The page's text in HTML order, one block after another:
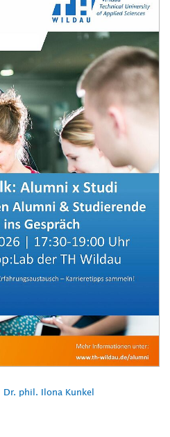
Dr. phil. Ilona Kunkel